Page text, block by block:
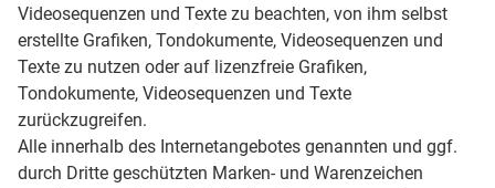
Videosequenzen und Texte zu beachten, von ihm selbst
erstellte Grafiken, Tondokumente, Videosequenzen und
Texte zu nutzen oder auf lizenzfreie Grafiken,
Tondokumente, Videosequenzen und Texte
zurückzugreifen.
Alle innerhalb des Internetangebotes genannten und ggf.
durch Dritte geschützten Marken- und Warenzeichen